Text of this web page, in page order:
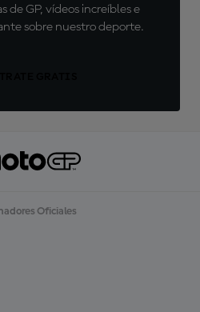
de GP, vídeos increíbles e
sobre nuestro deporte.
Oficiales